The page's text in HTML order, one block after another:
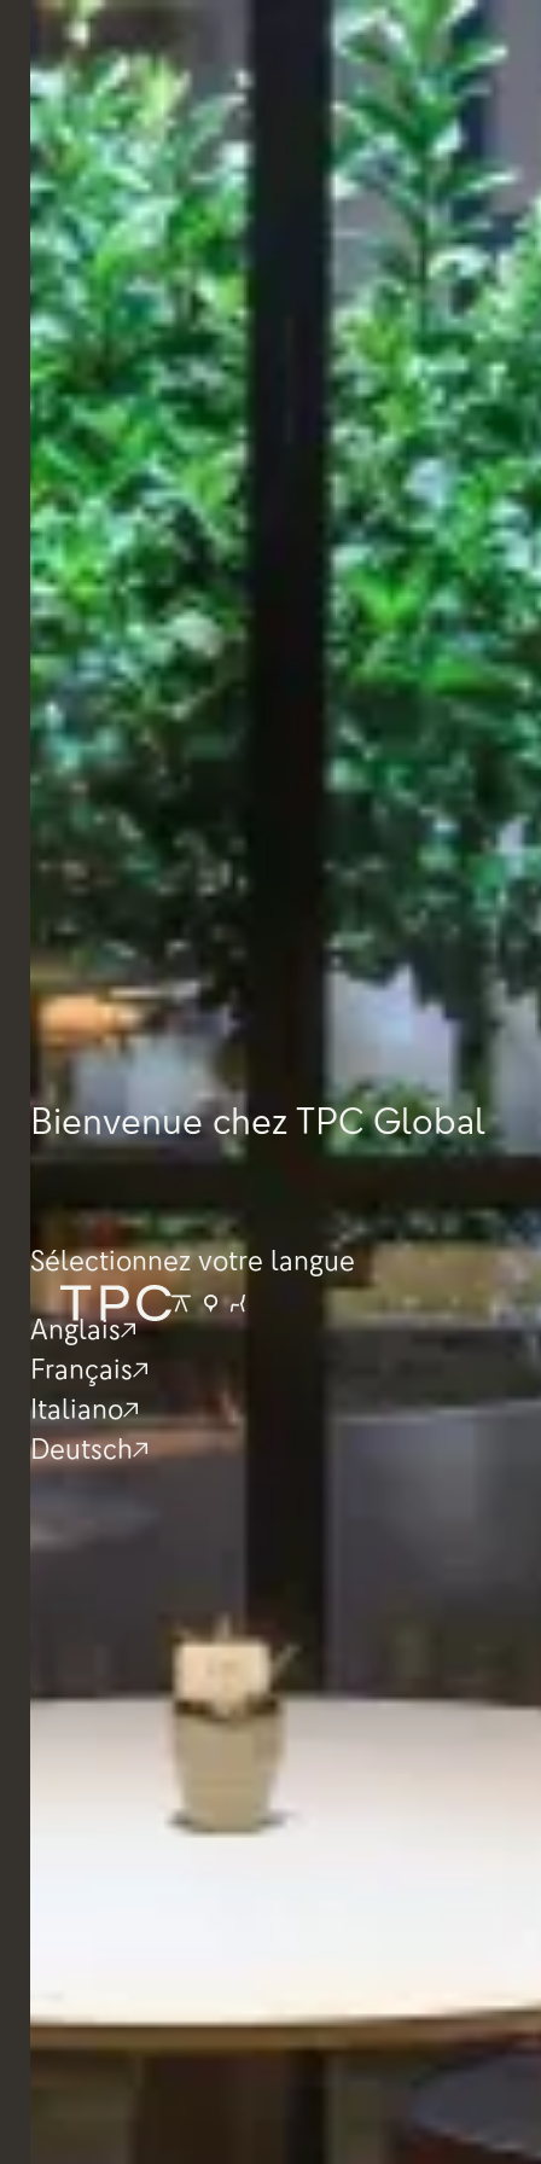
FRANÇAIS
Bienvenue chez TPC Global
Sélectionnez votre langue
Anglais
Français
Italiano
Deutsch
RESTAURANT
Naos
Rome, Italie
Naos est un restaurant grec contemporain et un espace
conceptuel qui promeut le design, la gastronomie, l'art et la
musique. En collaboration avec l'incroyable designer Simone
Menasse, nous avons fourni des meubles sur mesure pour créer
cet espace incroyable !